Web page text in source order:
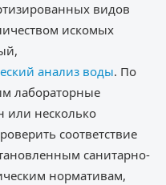
видов
искомых
анализ воды. По
лабораторные
несколько
соответствие
санитарно-
нормативам,